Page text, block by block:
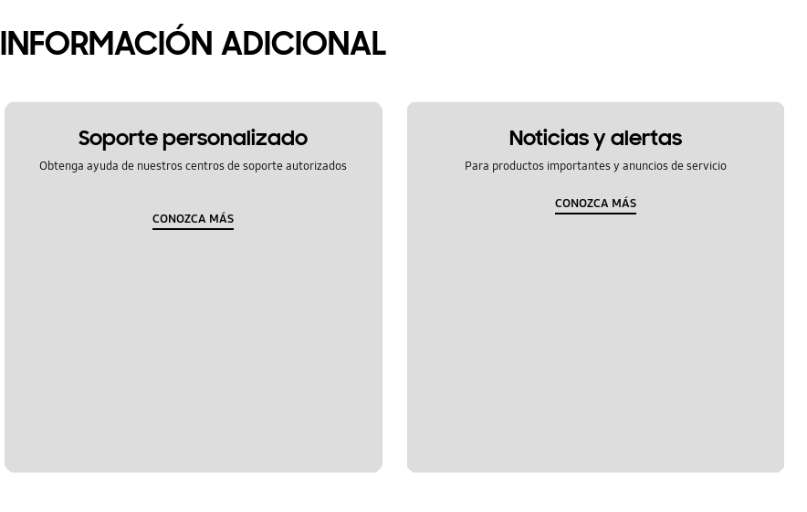
INFORMACIÓN ADICIONAL
Soporte personalizado
Obtenga ayuda de nuestros centros de soporte autorizados
CONOZCA MÁS
Noticias y alertas
Para productos importantes y anuncios de servicio
CONOZCA MÁS